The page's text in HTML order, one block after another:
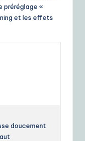
préréglage «
et les effets
doucement